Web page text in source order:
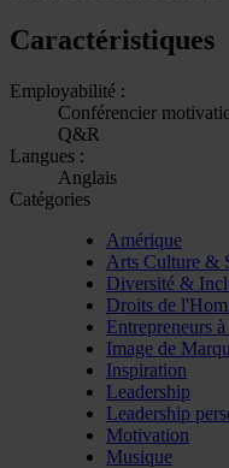
Caractéristiques
Employabilité :
Conférencier
Q&R
Langues :
Anglais
Catégories
Amérique
Arts Culture &
Diversité &
Droits de
Entrepreneurs
Image de
Inspiration
Leadership
Leadership
Motivation
Musique